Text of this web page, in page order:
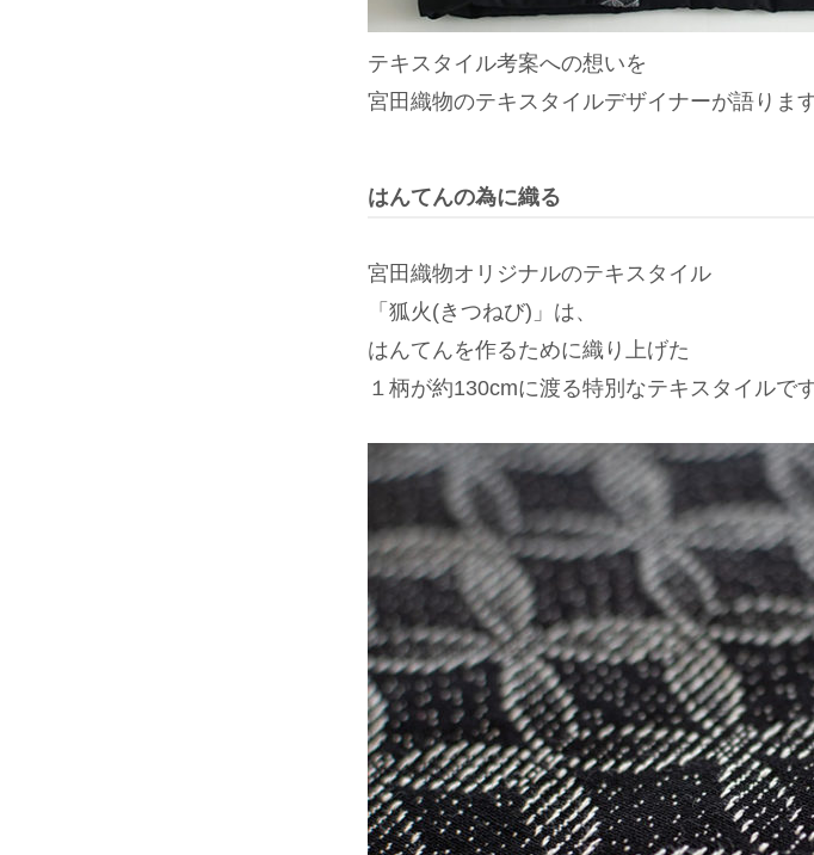
テキスタイル考案への想いを
宮田織物のテキスタイルデザイナーが語ります
はんてんの為に織る
宮田織物オリジナルのテキスタイル
「狐火(きつねび)」は、
はんてんを作るために織り上げた
１柄が約130cmに渡る特別なテキスタイルです